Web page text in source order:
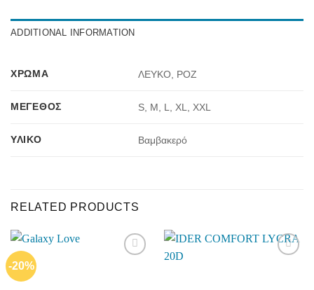
ADDITIONAL INFORMATION
ΧΡΏΜΑ ΛΕΥΚΟ, ΡΟΖ
ΜΈΓΕΘΟΣ S, M, L, XL, XXL
ΥΛΙΚΌ Βαμβακερό
RELATED PRODUCTS
-20%